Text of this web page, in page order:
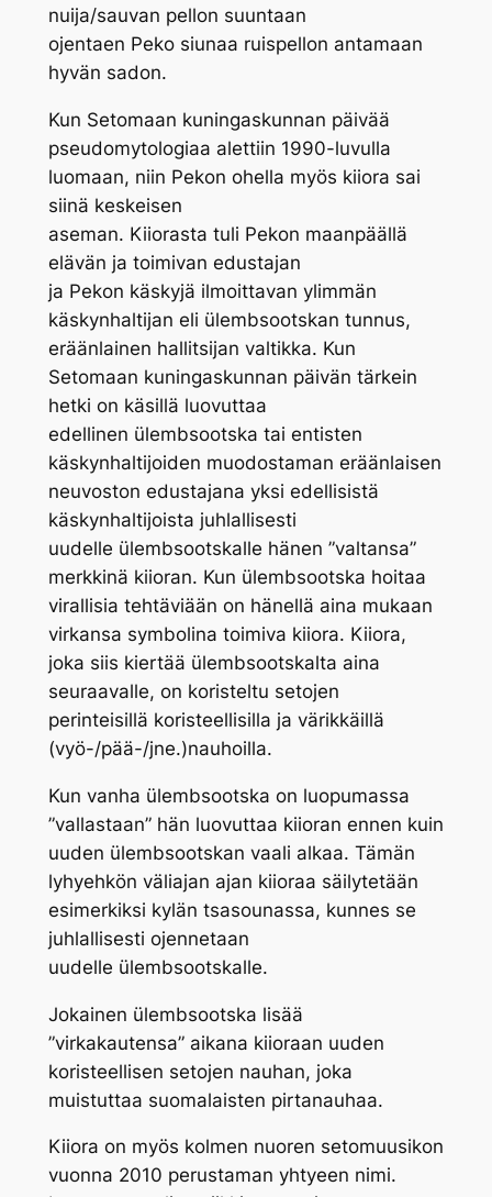
nuija/sauvan pellon suuntaan
ojentaen Pekosiunaa ruispellon antamaan
hyvän sadon.
Kun Setomaan kuningaskunnan päivää
pseudomytologiaa alettiin 1990-luvulla
luomaan, niin Pekon ohella myös kiiora sai
siinä keskeisen
aseman. Kiiorasta tuli Pekon maanpäällä
elävän ja toimivan edustajan
ja Pekon käskyjä ilmoittavan ylimmän
käskynhaltijan eli ülembsootskan tunnus,
eräänlainen hallitsijan valtikka. Kun
Setomaan kuningaskunnan päivän tärkein
hetki on käsillä luovuttaa
edellinen ülembsootska tai entisten
käskynhaltijoiden muodostaman eräänlaisen
neuvoston edustajana yksi edellisistä
käskynhaltijoista juhlallisesti
uudelle ülembsootskalle hänen ”valtansa”
merkkinä kiioran. Kun ülembsootska hoitaa
virallisia tehtäviään on hänellä aina mukaan
virkansa symbolina toimiva kiiora. Kiiora,
joka siis kiertää ülembsootskalta aina
seuraavalle, on koristeltu setojen
perinteisillä koristeellisilla ja värikkäillä
(vyö-/pää-/jne.)nauhoilla.
Kun vanha ülembsootska on luopumassa
”vallastaan” hän luovuttaa kiioran ennen kuin
uuden ülembsootskan vaali alkaa. Tämän
lyhyehkön väliajan ajan kiioraa säilytetään
esimerkiksi kylän tsasounassa, kunnes se
juhlallisesti ojennetaan
uudelle ülembsootskalle.
Jokainen ülembsootska lisää
”virkakautensa” aikana kiioraan uuden
koristeellisen setojen nauhan, joka
muistuttaa suomalaisten pirtanauhaa.
Kiiora on myös kolmen nuoren setomuusikon
vuonna 2010 perustaman yhtyeen nimi.